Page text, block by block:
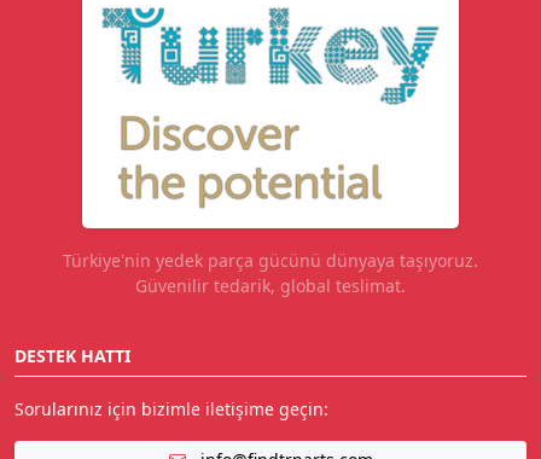
Türkiye'nin yedek parça gücünü dünyaya taşıyoruz.
Güvenilir tedarik, global teslimat.
DESTEK HATTI
Sorularınız için bizimle iletişime geçin: